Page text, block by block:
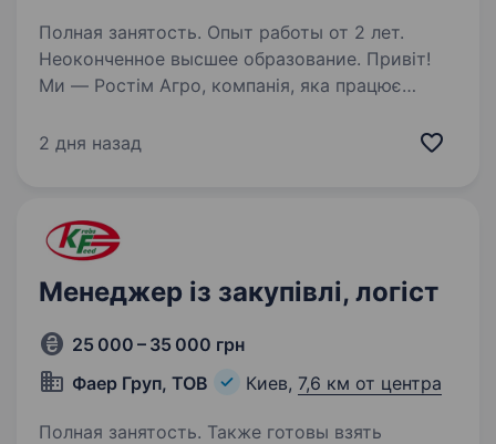
Полная занятость. Опыт работы от 2 лет.
Неоконченное высшее образование. Привіт!
Ми — Ростім Агро, компанія, яка працює
імпорту, і ми шукаємо Спеціаліста
відділу…
2 дня назад
Менеджер із закупівлі, логіст
25 000 – 35 000 грн
Фаер Груп, ТОВ
Киев, 7,6 км от центра
Полная занятость. Также готовы взять